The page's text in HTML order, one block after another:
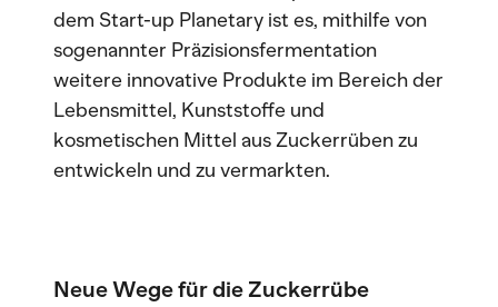
dem Start-up Planetary ist es, mithilfe von
sogenannter Präzisionsfermentation
weitere innovative Produkte im Bereich der
Lebensmittel, Kunststoffe und
kosmetischen Mittel aus Zuckerrüben zu
entwickeln und zu vermarkten.
Neue Wege für die Zuckerrübe